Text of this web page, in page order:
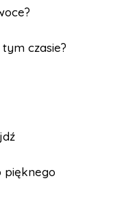
tym czasie?
pięknego